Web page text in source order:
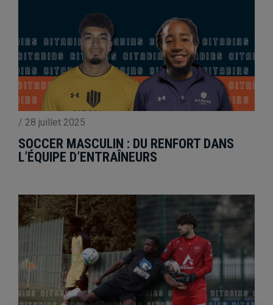
/ 28 juillet 2025
SOCCER MASCULIN : DU RENFORT DANS
L’ÉQUIPE D’ENTRAÎNEURS